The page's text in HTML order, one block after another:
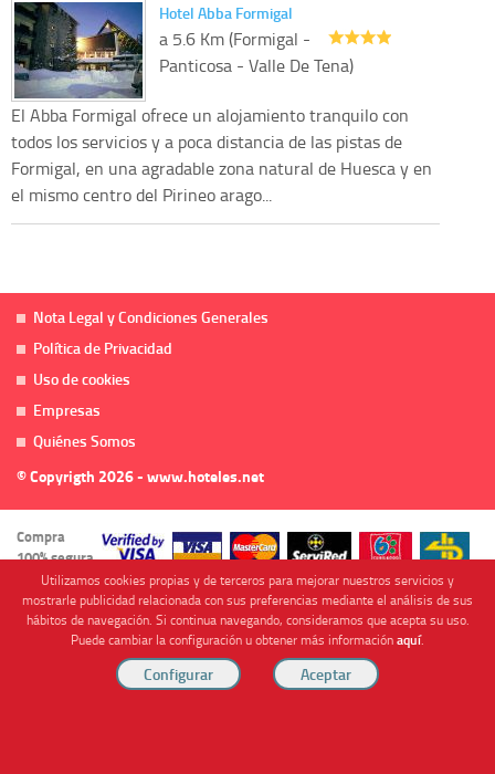
Hotel Abba Formigal
a 5.6 Km (Formigal -
Panticosa - Valle De Tena)
El Abba Formigal ofrece un alojamiento tranquilo con
todos los servicios y a poca distancia de las pistas de
Formigal, en una agradable zona natural de Huesca y en
el mismo centro del Pirineo arago...
Nota Legal y Condiciones Generales
Política de Privacidad
Uso de cookies
Empresas
Quiénes Somos
© Copyrigth 2026 - www.hoteles.net
Compra
100% segura
Cofinanciado por
Utilizamos cookies propias y de terceros para mejorar nuestros servicios y
mostrarle publicidad relacionada con sus preferencias mediante el análisis de sus
hábitos de navegación. Si continua navegando, consideramos que acepta su uso.
Puede cambiar la configuración u obtener más informaciónaquí.